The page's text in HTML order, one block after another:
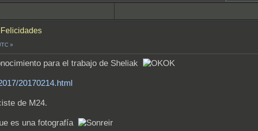
»
para el trabajo de Sheliak
20170214.html
de M24.
es una fotografía